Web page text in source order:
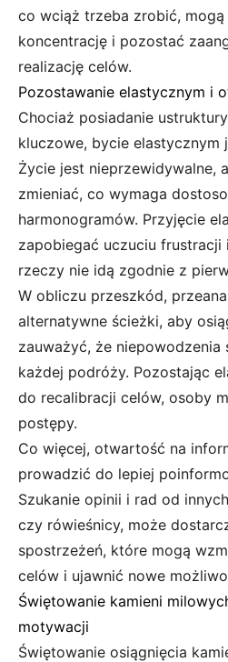
co wciąż trzeba zrobić,
koncentrację i pozostać
realizację celów.
Pozostawanie elastycznym i
Chociaż posiadanie
kluczowe, bycie elastycznym
Życie jest nieprzewidywalne,
zmieniać, co wymaga
harmonogramów. Przyjęcie
zapobiegać uczuciu frustracji
rzeczy nie idą zgodnie z
W obliczu przeszkód,
alternatywne ścieżki, aby
zauważyć, że niepowodzenia
każdej podróży. Pozostając
do recalibracji celów, osoby
postępy.
Co więcej, otwartość na
prowadzić do lepiej
Szukanie opinii i rad od
czy rówieśnicy, może
spostrzeżeń, które mogą
celów i ujawnić nowe
Świętowanie kamieni
motywacji
Świętowanie osiągnięcia